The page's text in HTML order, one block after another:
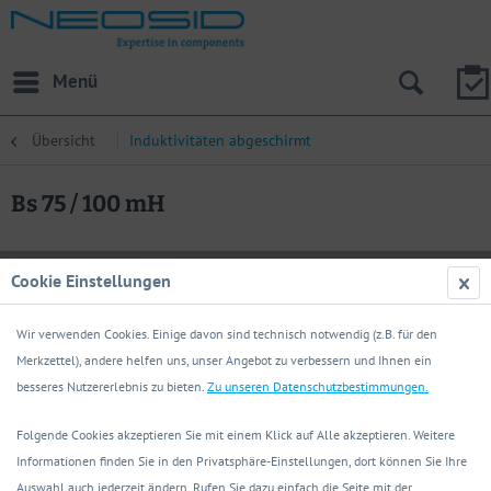
Menü
Übersicht Induktivitäten abgeschirmt
Bs 75 / 100 mH
Cookie Einstellungen
Wir verwenden Cookies. Einige davon sind technisch notwendig (z.B. für den
Merkzettel), andere helfen uns, unser Angebot zu verbessern und Ihnen ein
besseres Nutzererlebnis zu bieten. Zu unseren Datenschutzbestimmungen.
Folgende Cookies akzeptieren Sie mit einem Klick auf Alle akzeptieren. Weitere
Informationen finden Sie in den Privatsphäre-Einstellungen, dort können Sie Ihre
Auswahl auch jederzeit ändern. Rufen Sie dazu einfach die Seite mit der